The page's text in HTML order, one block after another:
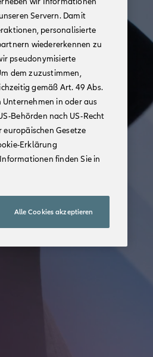
Servern. Damit
personalisierte
wiedererkennen zu
pseudonymisierte
dem zuzustimmen,
gemäß Art. 49 Abs.
in oder aus
Behörden nach US-Recht
Gesetze
Erklärung
finden Sie in
Alle Cookies akzeptieren